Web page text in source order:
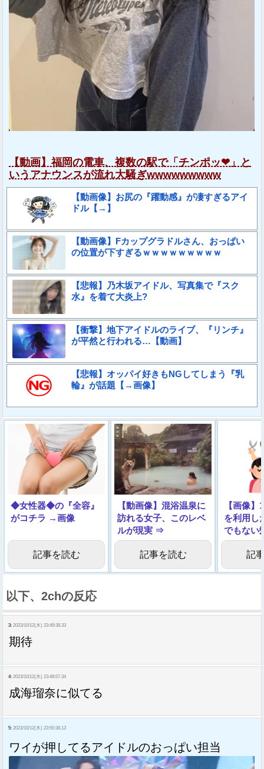
【動画】福岡の電車、複数の駅で「チンポッ❤」と
いうアナウンスが流れ大騒ぎwwwwwwwww
【動画像】お尻の『躍動感』が凄すぎるアイ
ドル【→】
【動画像】Fカップグラドルさん、おっぱい
の位置が下すぎるｗｗｗｗｗｗｗｗｗ
【悲報】乃木坂アイドル、写真集で『スク
水』を着て大炎上?
【衝撃】地下アイドルのライブ、『リンチ』
が平然と行われる…【動画】
【悲報】オッパイ好きもNGしてしまう『乳
輪』が話題【→画像】
◆女性器◆の『全容』
がコチラ →画像
記事を読む
【動画像】混浴温泉に
訪れる女子、このレベ
ルが現実 ⇒
記事を読む
【画像
を利用し
でもない
しまう
記
以下、2chの反応
3: 2023/10/12(木) 23:49:38.33
期待
4: 2023/10/12(木) 23:49:57.34
成海瑠奈に似てる
5: 2023/10/12(木) 23:50:38.13
ワイが押してるアイドルのおっぱい担当